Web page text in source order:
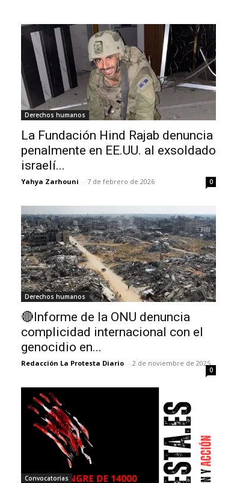
Derechos humanos
La Fundación Hind Rajab denuncia
penalmente en EE.UU. al exsoldado
israelí...
Yahya Zarhouni - 7 de febrero de 2026 0
Derechos humanos
🔴Informe de la ONU denuncia
complicidad internacional con el
genocidio en...
Redacción La Protesta Diario - 2 de noviembre de 2025
0
Convocatorias